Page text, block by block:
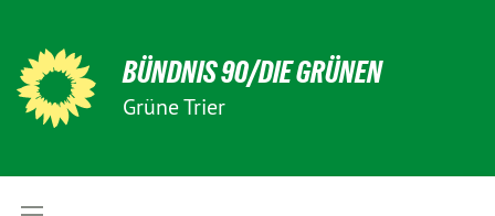
BÜNDNIS 90/DIE GRÜNEN
Grüne Trier